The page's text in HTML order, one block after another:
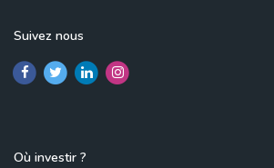
Suivez nous
Où investir ?